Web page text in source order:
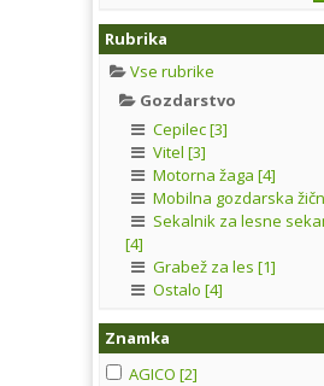
Rubrika
Vse rubrike
Gozdarstvo
Cepilec [3]
Vitel [3]
Motorna žaga [4]
Mobilna gozdarska
Sekalnik za lesne
[4]
Grabež za les [1]
Ostalo [4]
Znamka
AGICO [2]